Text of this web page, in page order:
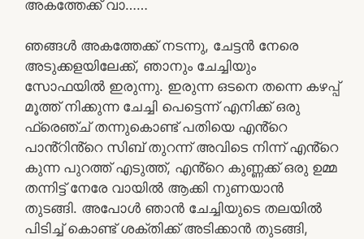
അകത്തേക്ക് വാ……
ഞങ്ങൾ അകത്തേക്ക് നടന്നു, ചേട്ടൻ നേരെ
അടുക്കളയിലേക്ക്, ഞാനും ചേച്ചിയും
സോഫയിൽ ഇരുന്നു. ഇരുന്ന ഒടനെ തന്നെ കഴപ്പ്
മൂത്ത് നിക്കുന്ന ചേച്ചി പെട്ടെന്ന് എനിക്ക് ഒരു
ഫ്രെഞ്ച് തന്നുകൊണ്ട് പതിയെ എൻ്റെ
പാൻ്റിൻ്റെ സിബ് തുറന്ന് അവിടെ നിന്ന് എൻ്റെ
കുന്ന പുറത്ത് എടുത്ത്, എൻ്റെ കുണ്ണക്ക് ഒരു ഉമ്മ
തന്നിട്ട് നേരേ വായിൽ ആക്കി നുണയാൻ
തുടങ്ങി. അപോൾ ഞാൻ ചേച്ചിയുടെ തലയിൽ
പിടിച്ച് കൊണ്ട് ശക്തിക്ക് അടിക്കാൻ തുടങ്ങി,